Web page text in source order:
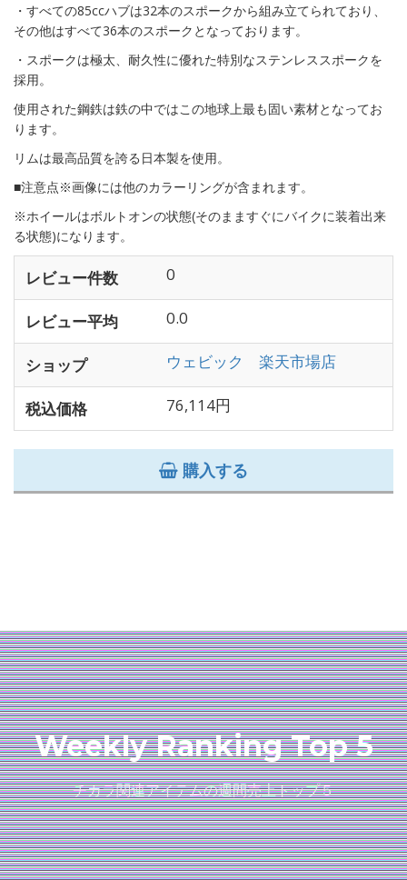
・すべての85ccハブは32本のスポークから組み立てられており、
その他はすべて36本のスポークとなっております。
・スポークは極太、耐久性に優れた特別なステンレススポークを
採用。
使用された鋼鉄は鉄の中ではこの地球上最も固い素材となってお
ります。
リムは最高品質を誇る日本製を使用。
■注意点※画像には他のカラーリングが含まれます。
※ホイールはボルトオンの状態(そのまますぐにバイクに装着出来
る状態)になります。
レビュー件数 0
レビュー平均 0.0
ショップ ウェビック 楽天市場店
税込価格 76,114円
購入する
Weekly Ranking Top 5
チカラ関連アイテムの週間売上トップ５